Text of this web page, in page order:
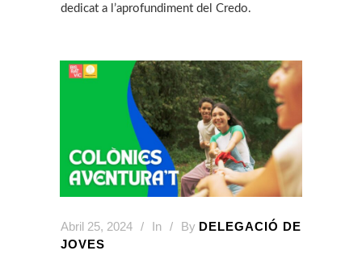
dedicat a l’aprofundiment del Credo.
Abril 25, 2024 In By DELEGACIÓ DE
JOVES